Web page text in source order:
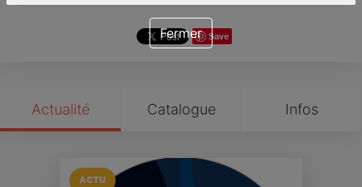
Save
Actualité Catalogue Infos
ACTU
Fermer